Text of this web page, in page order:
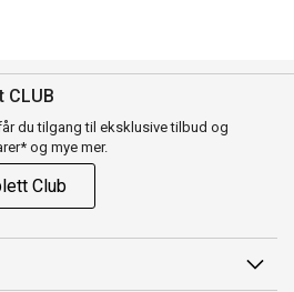
CLUB
du tilgang til eksklusive tilbud og
og mye mer.
Club